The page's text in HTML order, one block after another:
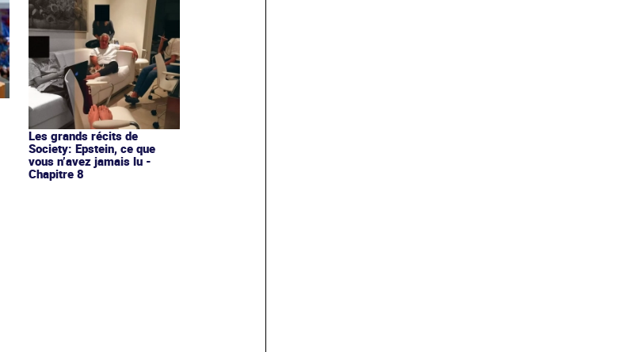
Les grands récits de
Society: Epstein, ce que
vous n’avez jamais lu -
Chapitre 8